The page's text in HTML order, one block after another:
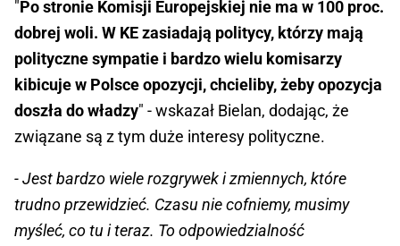
"Po stronie Komisji Europejskiej nie ma w 100 proc.
dobrej woli. W KE zasiadają politycy, którzy mają
polityczne sympatie i bardzo wielu komisarzy
kibicuje w Polsce opozycji, chcieliby, żeby opozycja
doszła do władzy" - wskazał Bielan, dodając, że
związane są z tym duże interesy polityczne.
- Jest bardzo wiele rozgrywek i zmiennych, które
trudno przewidzieć. Czasu nie cofniemy, musimy
myśleć, co tu i teraz. To odpowiedzialność